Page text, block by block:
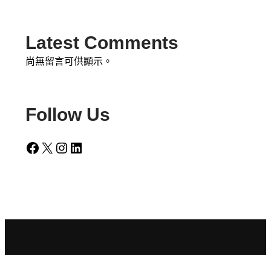
Latest Comments
尚無留言可供顯示。
Follow Us
Facebook X Instagram LinkedIn